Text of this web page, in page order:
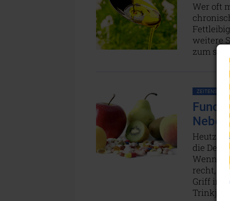
Wer oft
weitere
zum
die
Wenn
recht,
Griff ins